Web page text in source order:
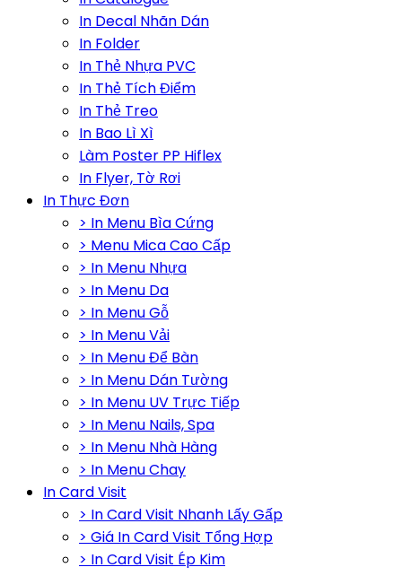
In Decal Nhãn Dán
In Folder
In Thẻ Nhựa PVC
In Thẻ Tích Điểm
In Thẻ Treo
In Bao Lì Xì
Làm Poster PP Hiflex
In Flyer, Tờ Rơi
In Thực Đơn
> In Menu Bìa Cứng
> Menu Mica Cao Cấp
> In Menu Nhựa
> In Menu Da
> In Menu Gỗ
> In Menu Vải
> In Menu Để Bàn
> In Menu Dán Tường
> In Menu UV Trực Tiếp
> In Menu Nails, Spa
> In Menu Nhà Hàng
> In Menu Chay
In Card Visit
> In Card Visit Nhanh Lấy Gấp
> Giá In Card Visit Tổng Hợp
> In Card Visit Ép Kim